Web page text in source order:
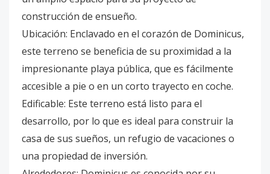
construcción de ensueño.
Ubicación: Enclavado en el corazón de Dominicus,
este terreno se beneficia de su proximidad a la
impresionante playa pública, que es fácilmente
accesible a pie o en un corto trayecto en coche.
Edificable: Este terreno está listo para el
desarrollo, por lo que es ideal para construir la
casa de sus sueños, un refugio de vacaciones o
una propiedad de inversión.